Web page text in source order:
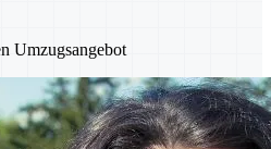
Umzugsangebot